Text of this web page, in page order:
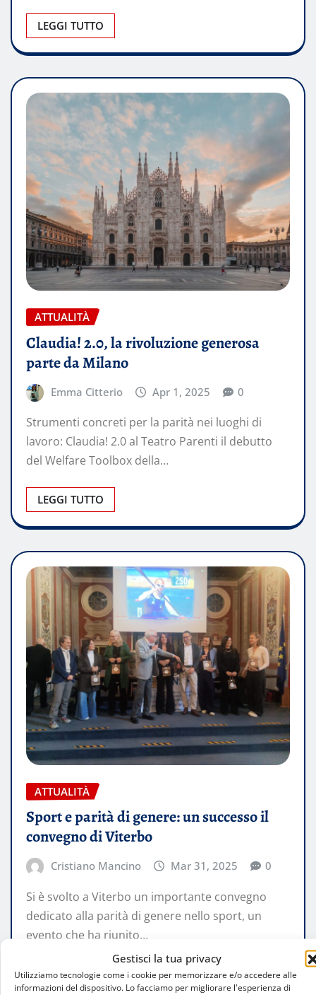
Gestisci la tua privacy
Utilizziamo tecnologie come i cookie per memorizzare e/o accedere alle
informazioni del dispositivo. Lo facciamo per migliorare l'esperienza di
LEGGI TUTTO
ATTUALITÀ
Claudia! 2.0, la rivoluzione generosa
parte da Milano
Emma Citterio Apr 1, 2025 0
Strumenti concreti per la parità nei luoghi di
lavoro: Claudia! 2.0 al Teatro Parenti il debutto
del Welfare Toolbox della…
LEGGI TUTTO
ATTUALITÀ
Sport e parità di genere: un successo il
convegno di Viterbo
Cristiano Mancino Mar 31, 2025 0
Si è svolto a Viterbo un importante convegno
dedicato alla parità di genere nello sport, un
evento che ha riunito…
LEGGI TUTTO